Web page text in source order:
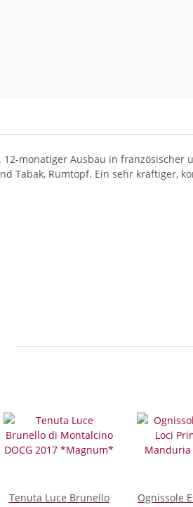
monatiger Ausbau in französischer
Tabak, Rumtopf. Ein sehr kräftiger,
Tenuta Luce Brunello
Ognissole